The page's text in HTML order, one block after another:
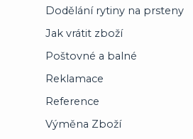
Dodělání rytiny na prsteny
Jak vrátit zboží
Poštovné a balné
Reklamace
Reference
Výměna Zboží